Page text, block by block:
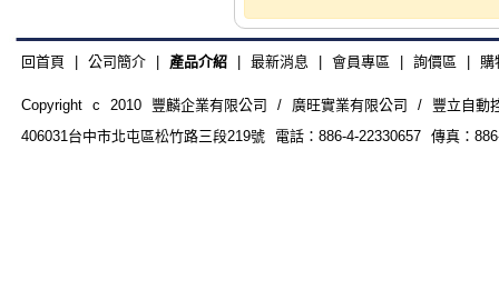
回首頁 公司簡介| 產品介紹| 最新消息 會員專區 詢價區 購
Copyright c 2010 豐麟企業有限公司 / 廣旺實業有限公司 / 豐立自動
406031台中市北屯區松竹路三段219號 電話：886-4-22330657 傳真：